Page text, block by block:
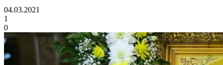
04.03.2021
1
0